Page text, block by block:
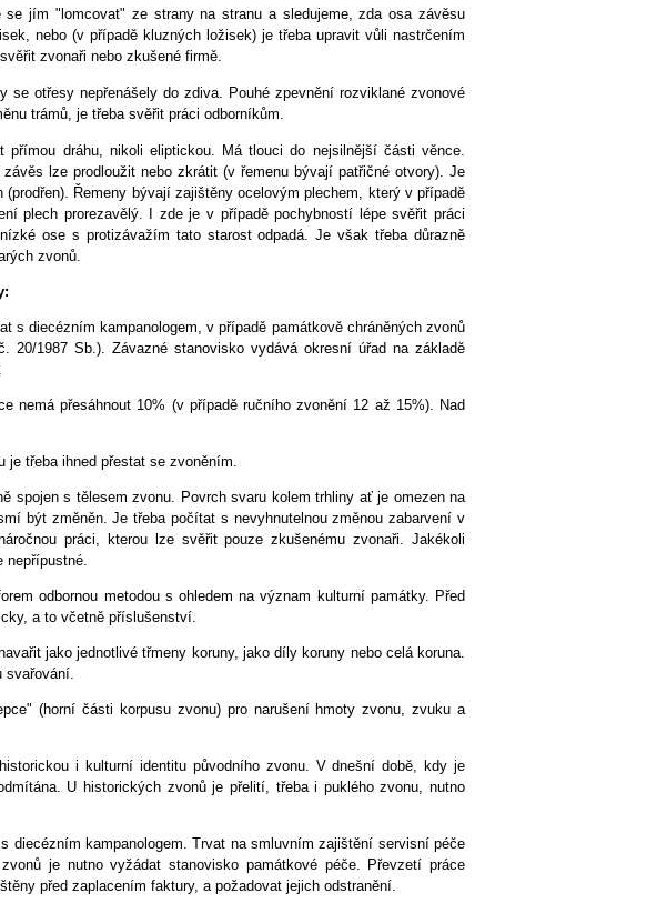
jím "lomcovat" ze strany na stranu a sledujeme, zda osa závěsu
nebo (v případě kluzných ložisek) je třeba upravit vůli nastrčením
zvonaři nebo zkušené firmě.
otřesy nepřenášely do zdiva. Pouhé zpevnění rozviklané zvonové
trámů, je třeba svěřit práci odborníkům.
přímou dráhu, nikoli eliptickou. Má tlouci do nejsilnější části věnce.
lze prodloužit nebo zkrátit (v řemenu bývají patřičné otvory). Je
Řemeny bývají zajištěny ocelovým plechem, který v případě
plech prorezavělý. I zde je v případě pochybností lépe svěřit práci
ose s protizávažím tato starost odpadá. Je však třeba důrazně
zvonů.
s diecézním kampanologem, v případě památkově chráněných zvonů
20/1987 Sb.). Závazné stanovisko vydává okresní úřad na základě
nemá přesáhnout 10% (v případě ručního zvonění 12 až 15%). Nad
je třeba ihned přestat se zvoněním.
spojen s tělesem zvonu. Povrch svaru kolem trhliny ať je omezen na
být změněn. Je třeba počítat s nevyhnutelnou změnou zabarvení v
práci, kterou lze svěřit pouze zkušenému zvonaři. Jakékoli
nepřípustné.
odbornou metodou s ohledem na význam kulturní památky. Před
a to včetně příslušenství.
jako jednotlivé třmeny koruny, jako díly koruny nebo celá koruna.
svařování.
(horní části korpusu zvonu) pro narušení hmoty zvonu, zvuku a
i kulturní identitu původního zvonu. V dnešní době, kdy je
U historických zvonů je přelití, třeba i puklého zvonu, nutno
diecézním kampanologem. Trvat na smluvním zajištění servisní péče
je nutno vyžádat stanovisko památkové péče. Převzetí práce
před zaplacením faktury, a požadovat jejich odstranění.